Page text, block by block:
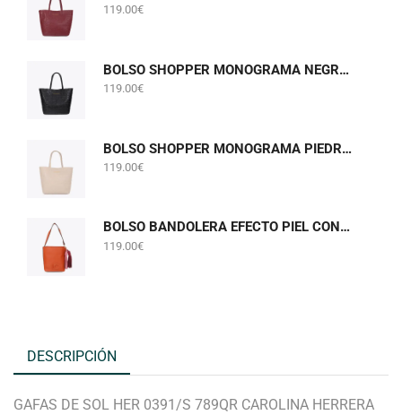
119.00€
BOLSO SHOPPER MONOGRAMA NEGRO LOLA CASADEMUNT LF2604075
119.00€
BOLSO SHOPPER MONOGRAMA PIEDRA GRIS PERLADO LOLA CASADEMUNT LF2604075
119.00€
BOLSO BANDOLERA EFECTO PIEL CON POMPONES NARANJA LOLA CASADEMUNT LF2604058
119.00€
DESCRIPCIÓN
GAFAS DE SOL HER 0391/S 789QR CAROLINA HERRERA